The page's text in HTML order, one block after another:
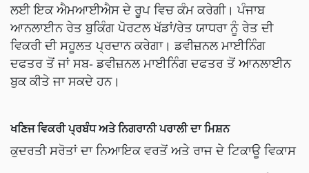
ਲਈ ਇਕ ਐਮਆਈਐਸ ਦੇ ਰੂਪ ਵਿਚ ਕੰਮ ਕਰੇਗੀ। ਪੰਜਾਬ
ਆਨਲਾਈਨ ਰੇਤ ਬੁਕਿੰਗ ਪੋਰਟਲ ਖੱਡਾਂ/ਰੇਤ ਯਾਧਰਾ ਨੂੰ ਰੇਤ ਦੀ
ਵਿਕਰੀ ਦੀ ਸਹੂਲਤ ਪ੍ਰਦਾਨ ਕਰੇਗਾ। ਡਵੀਜ਼ਨਲ ਮਾਈਨਿੰਗ
ਦਫਤਰ ਤੋਂ ਜਾਂ ਸਬ- ਡਵੀਜ਼ਨਲ ਮਾਈਨਿੰਗ ਦਫਤਰ ਤੋਂ ਆਨਲਾਈਨ
ਬੁਕ ਕੀਤੇ ਜਾ ਸਕਦੇ ਹਨ।
ਖਣਿਜ ਵਿਕਰੀ ਪ੍ਰਬੰਧ ਅਤੇ ਨਿਗਰਾਨੀ ਪਰਾਲੀ ਦਾ ਮਿਸ਼ਨ
ਕੁਦਰਤੀ ਸਰੋਤਾਂ ਦਾ ਨਿਆਇਕ ਵਰਤੋਂ ਅਤੇ ਰਾਜ ਦੇ ਟਿਕਾਊ ਵਿਕਾਸ